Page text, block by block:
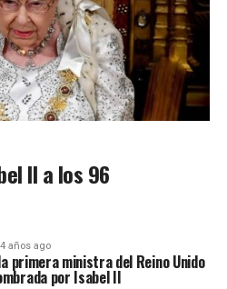
II a los 96
4 años ago
primera ministra del Reino Unido
por Isabel II